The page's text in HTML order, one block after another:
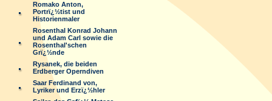
Romako Anton,
Portrï¿½tist und
Historienmaler
Rosenthal Konrad Johann
und Adam Carl sowie die
Rosenthal'schen
Grï¿½nde
Rysanek, die beiden
Erdberger Operndiven
Saar Ferdinand von,
Lyriker und Erzï¿½hler